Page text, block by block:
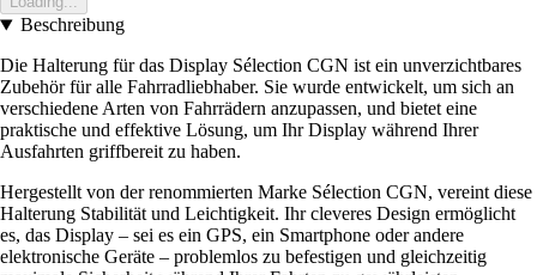
Beschreibung
Die Halterung für das Display Sélection CGN ist ein unverzichtbares
Zubehör für alle Fahrradliebhaber. Sie wurde entwickelt, um sich an
verschiedene Arten von Fahrrädern anzupassen, und bietet eine
praktische und effektive Lösung, um Ihr Display während Ihrer
Ausfahrten griffbereit zu haben.
Hergestellt von der renommierten Marke Sélection CGN, vereint diese
Halterung Stabilität und Leichtigkeit. Ihr cleveres Design ermöglicht
es, das Display – sei es ein GPS, ein Smartphone oder andere
elektronische Geräte – problemlos zu befestigen und gleichzeitig